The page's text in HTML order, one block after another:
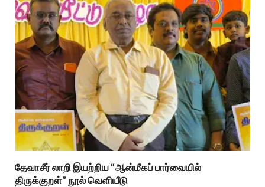
தேவாசீர் லாறி இயற்றிய “ஆன்மீகப் பார்வையில்
திருக்குறள்” நூல் வெளியீடு